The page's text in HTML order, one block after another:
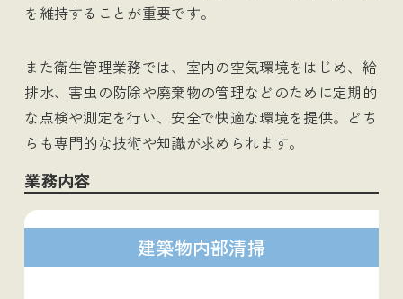
を維持することが重要です。
また衛生管理業務では、室内の空気環境をはじめ、給
排水、害虫の防除や廃棄物の管理などのために定期的
な点検や測定を行い、安全で快適な環境を提供。どち
らも専門的な技術や知識が求められます。
業務内容
建築物内部清掃